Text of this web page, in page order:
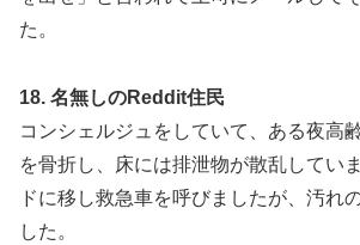
た。
18. 名無しのReddit住民
コンシェルジュをしていて、ある夜高
を骨折し、床には排泄物が散乱してい
ドに移し救急車を呼びましたが、汚れ
した。